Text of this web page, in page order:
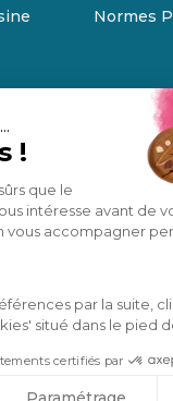
!
que le
intéresse avant de
vous accompagner
par la suite,
situé dans le pied
certifiés par
Normes